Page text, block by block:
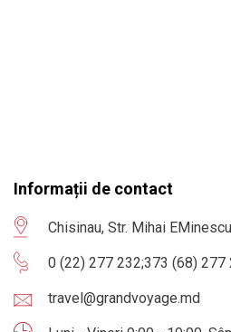
Informații de contact
Chisinau, Str. Mihai
0 (22) 277 232;373 (68) 277
travel@grandvoyage.md